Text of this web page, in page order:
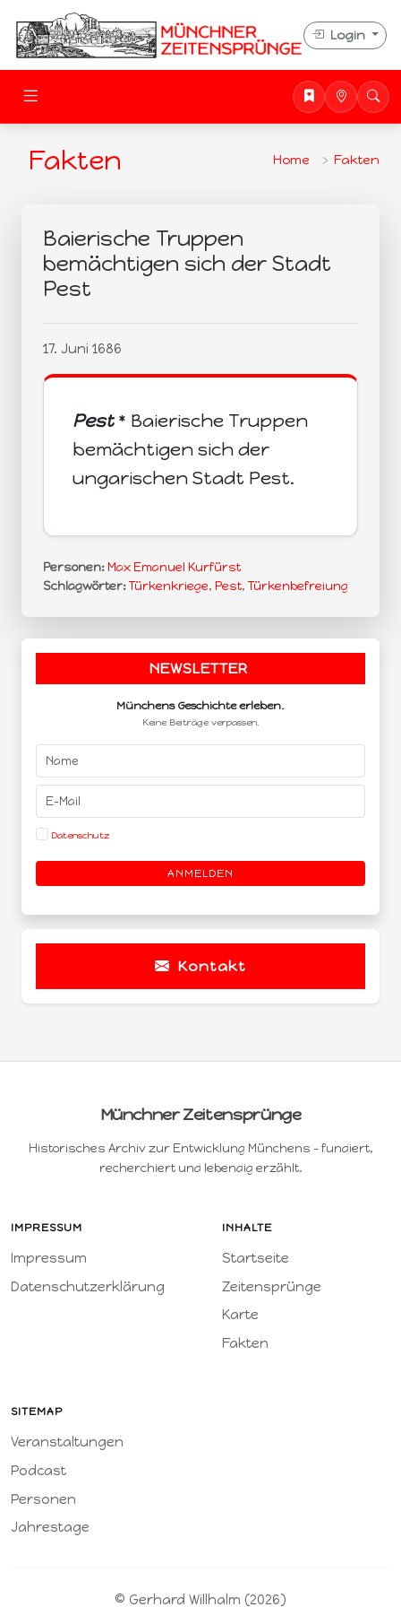
Login
Fakten Home Fakten
Baierische Truppen
bemächtigen sich der Stadt
Pest
17. Juni 1686
Pest* Baierische Truppen
bemächtigen sich der
ungarischen Stadt Pest.
Personen: Max Emanuel Kurfürst
Schlagwörter: Türkenkriege, Pest, Türkenbefreiung
NEWSLETTER
Münchens Geschichte erleben.
Keine Beiträge verpassen.
Datenschutz
ANMELDEN
Kontakt
Münchner Zeitensprünge
Historisches Archiv zur Entwicklung Münchens – fundiert,
recherchiert und lebendig erzählt.
IMPRESSUM
Impressum
Datenschutzerklärung
INHALTE
Startseite
Zeitensprünge
Karte
Fakten
SITEMAP
Veranstaltungen
Podcast
Personen
Jahrestage
© Gerhard Willhalm (2026)